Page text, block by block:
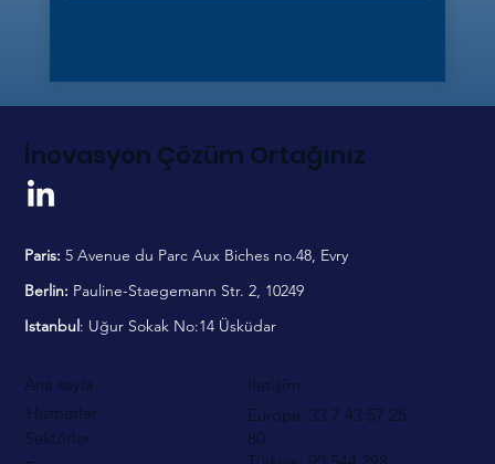
İnovasyon Çözüm Ortağınız
Paris:5 Avenue du Parc Aux Biches no.48, Evry
Berlin: Pauline-Staegemann Str. 2, 10249
Istanbul: Uğur Sokak No:14 Üsküdar
Ana sayfa
Hizmetler
Sektörler
İletişim
Europe: 33 7 43 57 25
80